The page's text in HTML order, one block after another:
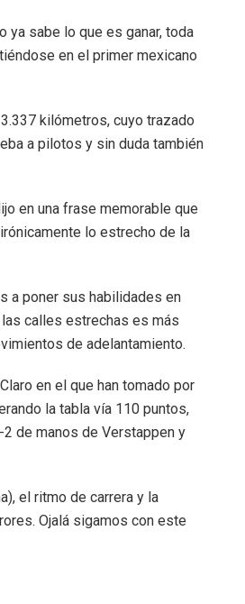
ya sabe lo que es ganar, toda
en el primer mexicano
kilómetros, cuyo trazado
a pilotos y sin duda también
en una frase memorable que
lo estrecho de la
a poner sus habilidades en
calles estrechas es más
de adelantamiento.
en el que han tomado por
la tabla vía 110 puntos,
de manos de Verstappen y
el ritmo de carrera y la
Ojalá sigamos con este